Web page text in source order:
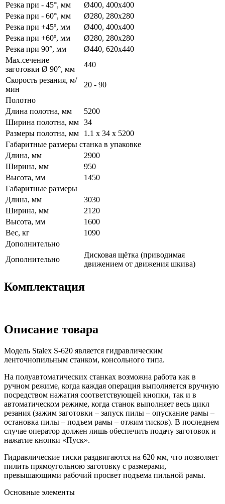
Резка при - 45°, мм
Ø400, 400х400
Резка при - 60°, мм
Ø280, 280х280
Резка при +45º, мм
Ø400, 400х400
Резка при +60º, мм
Ø280, 280x280
Резка при 90°, мм
Ø440, 620х440
Max.сечение
заготовки Ø 90°, мм
440
Скорость резания, м/
мин
20 - 90
Полотно
Длина полотна, мм
5200
Ширина полотна, мм 34
Размеры полотна, мм
1.1 x 34 x 5200
Габаритные размеры станка в упаковке
Длина, мм
2900
Ширина, мм
950
Высота, мм
1450
Габаритные размеры
Длина, мм
3030
Ширина, мм
2120
Высота, мм
1600
Вес, кг
1090
Дополнительно
Дополнительно
Дисковая щётка (приводимая
движением от движения шкива)
Комплектация
Описание товара
Модель Stalex S-620 является гидравлическим
ленточнопильным станком, консольного типа.
На полуавтоматических станках возможна работа как в
ручном режиме, когда каждая операция выполняется вручную
посредством нажатия соответствующей кнопки, так и в
автоматическом режиме, когда станок выполняет весь цикл
резания (зажим заготовки – запуск пилы – опускание рамы –
остановка пилы – подъем рамы – отжим тисков). В последнем
случае оператор должен лишь обеспечить подачу заготовок и
нажатие кнопки «Пуск».
Гидравлические тиски раздвигаются на 620 мм, что позволяет
пилить прямоугольною заготовку с размерами,
превышающими рабочий просвет подъема пильной рамы.
Основные элементы